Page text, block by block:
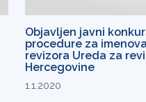
Objavljen javni
procedure za
revizora Ureda za
Hercegovine
1.1.2020